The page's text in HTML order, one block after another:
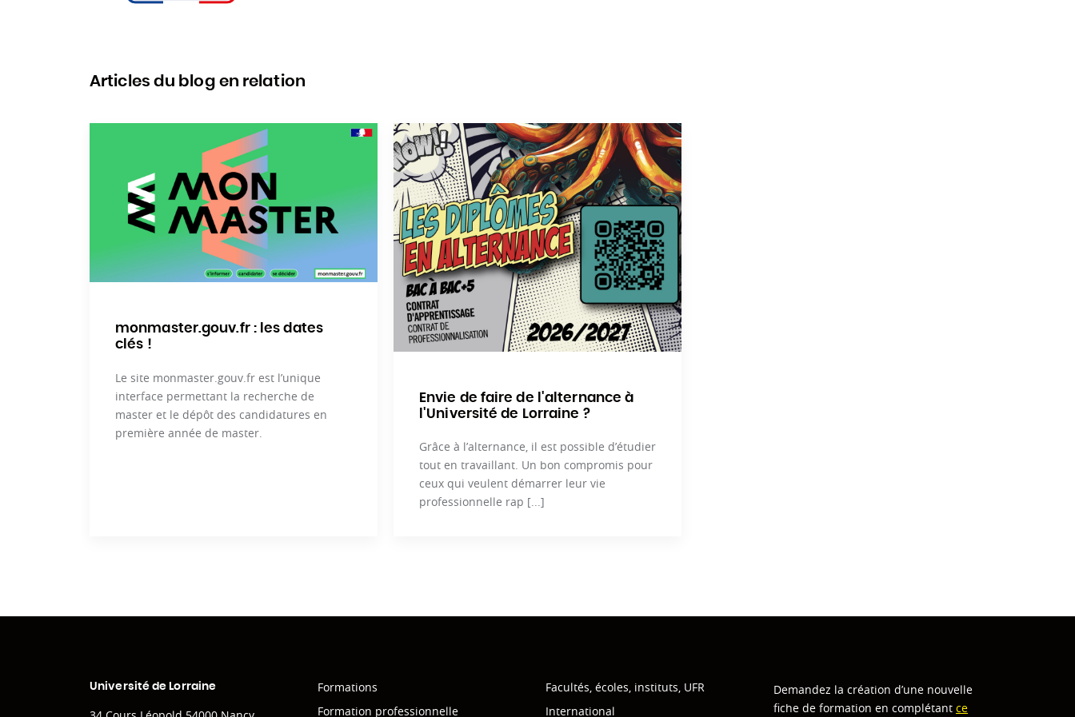
Articles du blog en relation
monmaster.gouv.fr : les dates
clés !
Le site monmaster.gouv.fr est l’unique
interface permettant la recherche de
master et le dépôt des candidatures en
première année de master.
Envie de faire de l'alternance à
l'Université de Lorraine ?
Grâce à l’alternance, il est possible d’étudier
tout en travaillant. Un bon compromis pour
ceux qui veulent démarrer leur vie
professionnelle rap [...]
Université de Lorraine
Formations
Formation professionnelle
Facultés, écoles, instituts, UFR
International
Demandez la création d’une nouvelle
fiche de formation en complétant ce